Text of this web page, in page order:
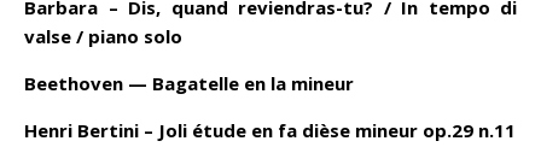
Barbara – Dis, quand reviendras-tu? / In tempo di
valse / piano solo
Beethoven — Bagatelle en la mineur
Henri Bertini – Joli étude en fa dièse mineur op.29 n.11